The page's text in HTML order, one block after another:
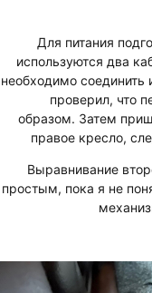
Для питания
используются два
необходимо соединить
проверил, что
образом. Затем
правое кресло,
Выравнивание
простым, пока я не